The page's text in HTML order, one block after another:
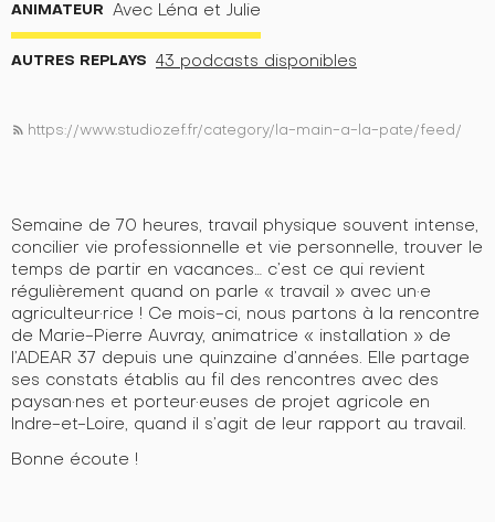
ANIMATEUR Avec Léna et Julie
AUTRES REPLAYS 43 podcasts disponibles
rss_feed https://www.studiozef.fr/category/la-main-a-la-pate/feed/
Semaine de 70 heures, travail physique souvent intense,
concilier vie professionnelle et vie personnelle, trouver le
temps de partir en vacances… c’est ce qui revient
régulièrement quand on parle « travail » avec un·e
agriculteur·rice ! Ce mois-ci, nous partons à la rencontre
de Marie-Pierre Auvray, animatrice « installation » de
l’ADEAR 37 depuis une quinzaine d’années. Elle partage
ses constats établis au fil des rencontres avec des
paysan·nes et porteur·euses de projet agricole en
Indre-et-Loire, quand il s’agit de leur rapport au travail.
Bonne écoute !